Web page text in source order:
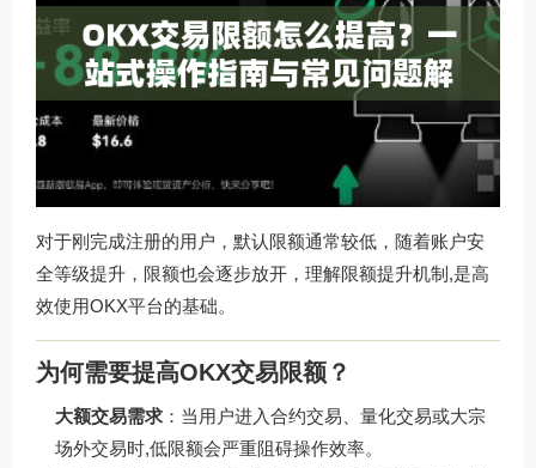
对于刚完成注册的用户，默认限额通常较低，随着账户安
全等级提升，限额也会逐步放开，理解限额提升机制,是高
效使用OKX平台的基础。
为何需要提高OKX交易限额？
大额交易需求 ：当用户进入合约交易、量化交易或大宗
场外交易时,低限额会严重阻碍操作效率。